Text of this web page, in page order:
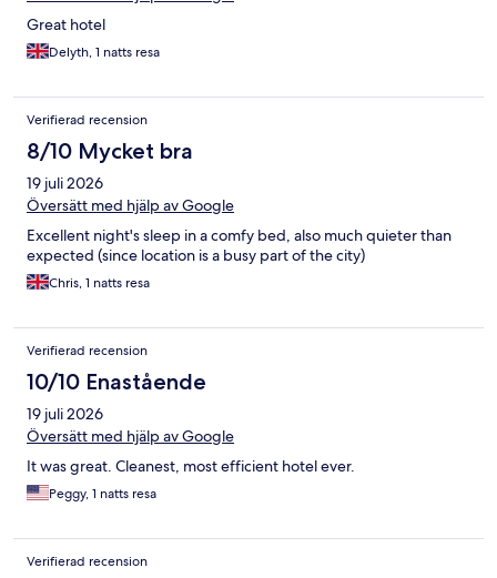
Great hotel
Delyth, 1 natts resa
Verifierad recension
8/10 Mycket bra
19 juli 2026
Översätt med hjälp av Google
Excellent night's sleep in a comfy bed, also much quieter than
expected (since location is a busy part of the city)
Chris, 1 natts resa
Verifierad recension
10/10 Enastående
19 juli 2026
Översätt med hjälp av Google
It was great. Cleanest, most efficient hotel ever.
Peggy, 1 natts resa
Verifierad recension